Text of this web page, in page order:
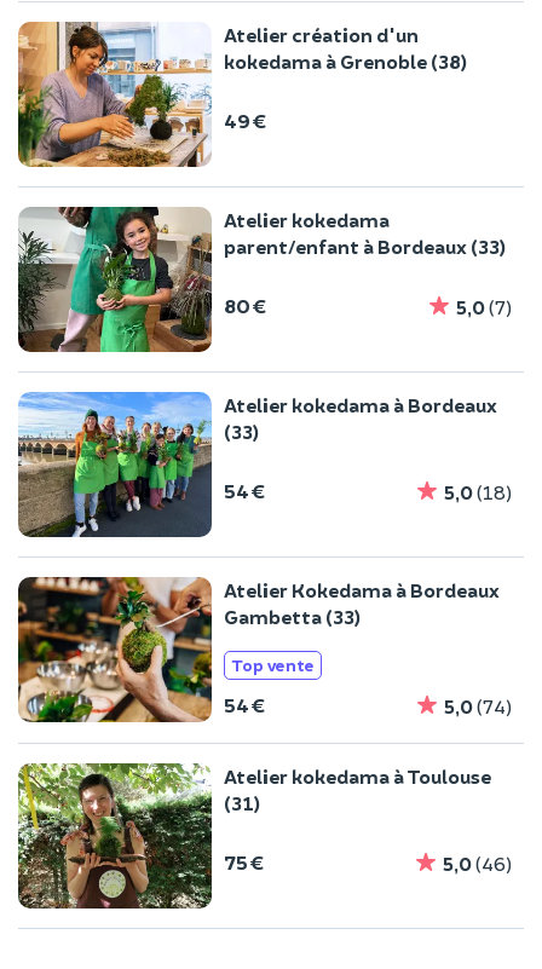
Atelier création d'un
kokedama à Grenoble (38)
49 €
Atelier kokedama
parent/enfant à Bordeaux (33)
80 € 5,0(7)
Atelier kokedama à Bordeaux
(33)
54 € 5,0(18)
Atelier Kokedama à Bordeaux
Gambetta (33)
Top vente
54 € 5,0(74)
Atelier kokedama à Toulouse
(31)
75 € 5,0(46)